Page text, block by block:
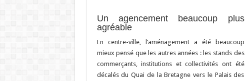
Un agencement beaucoup plus
agréable
En centre-ville, l’aménagement a été beaucoup
mieux pensé que les autres années : les stands des
commerçants, institutions et collectivités ont été
décalés du Quai de la Bretagne vers le Palais des